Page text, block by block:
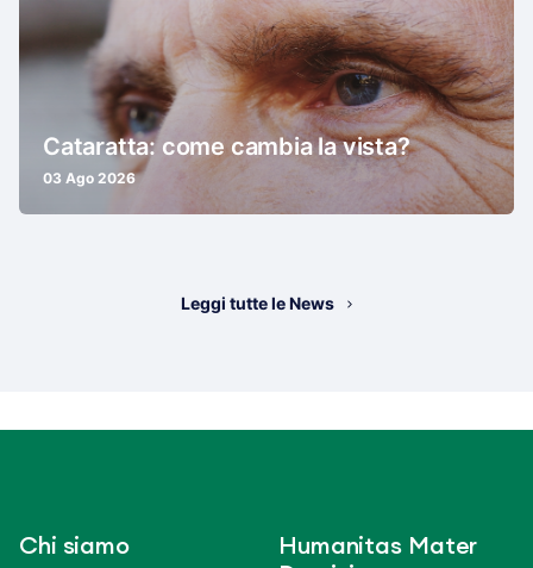
Cataratta: come cambia la vista?
03 Ago 2026
Leggi tutte le News
Chi siamo
Humanitas Mater